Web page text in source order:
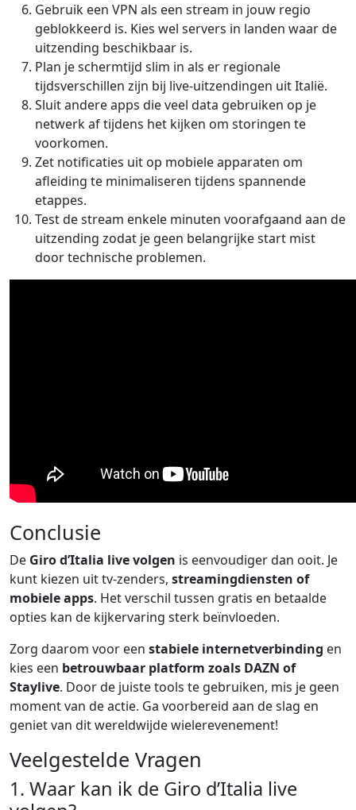
Gebruik een VPN als een stream in jouw regio
geblokkeerd is. Kies wel servers in landen waar de
uitzending beschikbaar is.
Plan je schermtijd slim in als er regionale
tijdsverschillen zijn bij live-uitzendingen uit Italië.
Sluit andere apps die veel data gebruiken op je
netwerk af tijdens het kijken om storingen te
voorkomen.
Zet notificaties uit op mobiele apparaten om
afleiding te minimaliseren tijdens spannende
etappes.
Test de stream enkele minuten voorafgaand aan de
uitzending zodat je geen belangrijke start mist
door technische problemen.
Conclusie
De Giro d’Italia live volgen is eenvoudiger dan ooit. Je
kunt kiezen uit tv-zenders, streamingdiensten of
mobiele apps. Het verschil tussen gratis en betaalde
opties kan de kijkervaring sterk beïnvloeden.
Zorg daarom voor een stabiele internetverbinding en
kies een betrouwbaar platform zoals DAZN of
Staylive. Door de juiste tools te gebruiken, mis je geen
moment van de actie. Ga voorbereid aan de slag en
geniet van dit wereldwijde wielerevenement!
Veelgestelde Vragen
1. Waar kan ik de Giro d’Italia live